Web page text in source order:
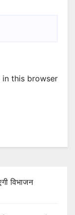
in this browser
विभाजन